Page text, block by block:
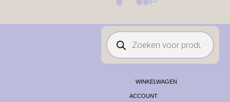
Producten
zoeken
WINKELWAGEN
ACCOUNT